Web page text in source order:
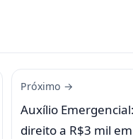
Próximo →
Auxílio
direito a R$3 mil